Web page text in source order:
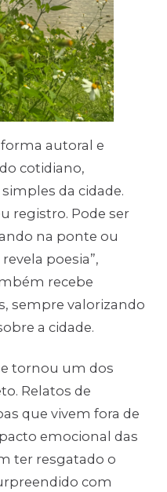
autoral e
cotidiano,
da cidade.
registro. Pode ser
na ponte ou
poesia”,
recebe
sempre valorizando
a cidade.
tornou um dos
Relatos de
que vivem fora de
emocional das
ter resgatado o
com